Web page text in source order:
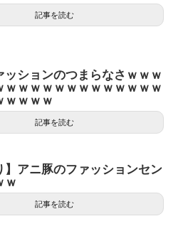
記事を読む
ッションのつまらなさｗｗｗ
ｗｗｗｗｗｗｗｗｗｗｗｗｗ
ｗｗｗｗ
記事を読む
】アニ豚のファッションセン
ｗ
記事を読む